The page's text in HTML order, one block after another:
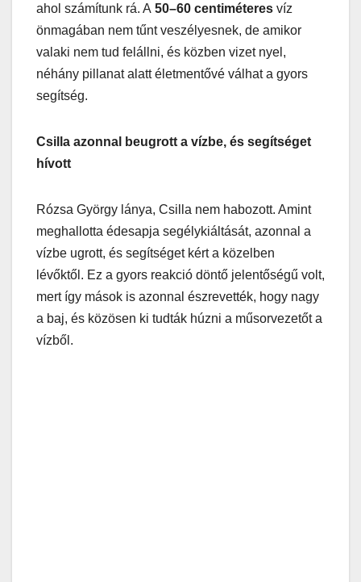
ahol számítunk rá. A 50–60 centiméteres víz
önmagában nem tűnt veszélyesnek, de amikor
valaki nem tud felállni, és közben vizet nyel,
néhány pillanat alatt életmentővé válhat a gyors
segítség.
Csilla azonnal beugrott a vízbe, és segítséget
hívott
Rózsa György lánya, Csilla nem habozott. Amint
meghallotta édesapja segélykiáltását, azonnal a
vízbe ugrott, és segítséget kért a közelben
lévőktől. Ez a gyors reakció döntő jelentőségű volt,
mert így mások is azonnal észrevették, hogy nagy
a baj, és közösen ki tudták húzni a műsorvezetőt a
vízből.